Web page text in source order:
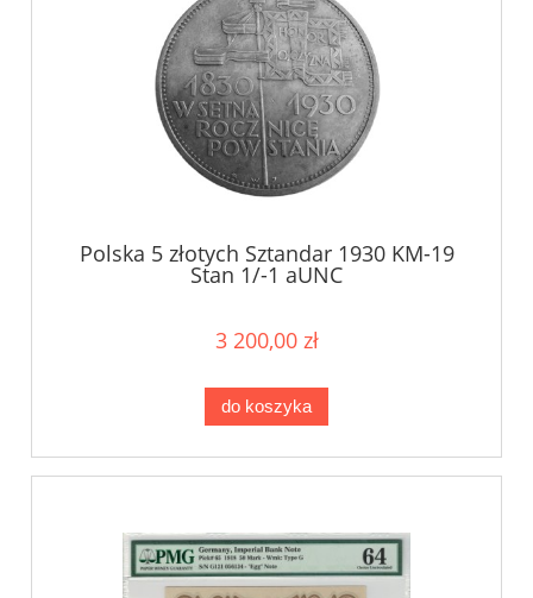
Polska 5 złotych Sztandar 1930 KM-19
Stan 1/-1 aUNC
3 200,00 zł
do koszyka